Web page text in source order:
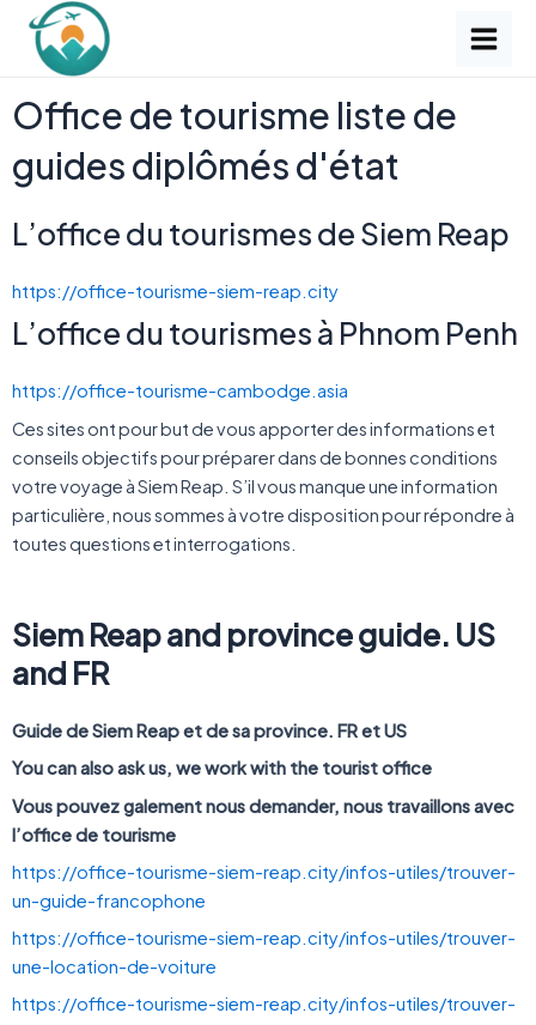
Aller
contenu
Main
Office de tourisme liste de
guides diplômés d'état
L’office du tourismes de Siem Reap
https://office-tourisme-siem-reap.city
L’office du tourismes à Phnom Penh
https://office-tourisme-cambodge.asia
Ces sites ont pour but de vous apporter des informations et
conseils objectifs pour préparer dans de bonnes conditions
votre voyage à Siem Reap. S’il vous manque une information
particulière, nous sommes à votre disposition pour répondre à
toutes questions et interrogations.
Siem Reap and province guide. US
and FR
Guide de Siem Reap et de sa province. FR et US
You can also ask us, we work with the tourist office
Vous pouvez galement nous demander, nous travaillons avec
l’office de tourisme
https://office-tourisme-siem-reap.city/infos-utiles/trouver-
un-guide-francophone
https://office-tourisme-siem-reap.city/infos-utiles/trouver-
une-location-de-voiture
https://office-tourisme-siem-reap.city/infos-utiles/trouver-